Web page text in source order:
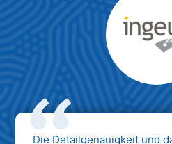
Max
Die Detailgenauigkeit und